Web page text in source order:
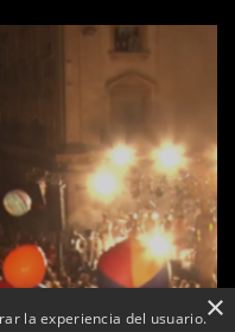
×
la experiencia del usuario.